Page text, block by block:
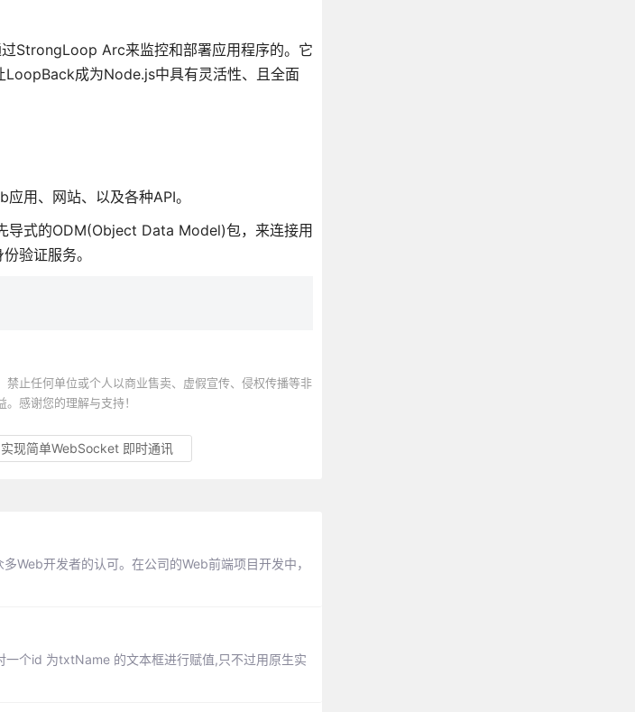
StrongLoop Arc来监控和部署应用程序的。它
成为Node.js中具有灵活性、且全面
用、网站、以及各种API。
导式的ODM(Object Data Model)包，来连接用
验证服务。
止任何单位或个人以商业售卖、虚假宣传、侵权传播等非
感谢您的理解与支持！
现简单WebSocket 即时通讯
Web开发者的认可。在公司的Web前端项目开发中，
个id 为txtName 的文本框进行赋值,只不过用原生实